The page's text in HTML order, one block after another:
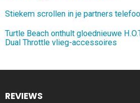
Stiekem scrollen in je partners
Turtle Beach onthult gloednieuwe
Dual Throttle vlieg-accessoires
REVIEWS